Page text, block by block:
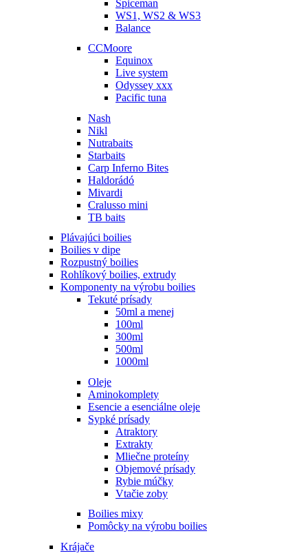
Spiceman
WS1, WS2 & WS3
Balance
CCMoore
Equinox
Live system
Odyssey xxx
Pacific tuna
Nash
Nikl
Nutrabaits
Starbaits
Carp Inferno Bites
Haldorádó
Mivardi
Cralusso mini
TB baits
Plávajúci boilies
Boilies v dipe
Rozpustný boilies
Rohlíkový boilies, extrudy
Komponenty na výrobu boilies
Tekuté prísady
50ml a menej
100ml
300ml
500ml
1000ml
Oleje
Aminokomplety
Esencie a esenciálne oleje
Sypké prísady
Atraktory
Extrakty
Mliečne proteíny
Objemové prísady
Rybie múčky
Vtačie zoby
Boilies mixy
Pomôcky na výrobu boilies
Krájače